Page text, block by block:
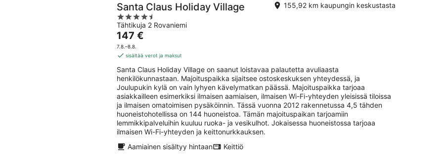
Santa Claus Holiday Village
4.5
out
of
5
Tähtikuja 2 Rovaniemi
155,92 km kaupungin keskustasta
Hinta
on
147 €
yö
147 €
7.8.–8.8.
sisältää verot ja maksut
Santa Claus Holiday Village on saanut loistavaa palautetta avuliaasta
henkilökunnastaan. Majoituspaikka sijaitsee ostoskeskuksen yhteydessä, ja
Joulupukin kylä on vain lyhyen kävelymatkan päässä. Majoituspaikka tarjoaa
asiakkailleen esimerkiksi ilmaisen aamiaisen, ilmaisen Wi-Fi-yhteyden yleisissä tiloissa
ja ilmaisen omatoimisen pysäköinnin. Tässä vuonna 2012 rakennetussa 4,5 tähden
huoneistohotellissa on 144 huoneistoa. Tämän majoituspaikan tarjoamiin
lemmikkipalveluihin kuuluu ruoka- ja vesikulhot. Jokaisessa huoneistossa tarjoaa
ilmaisen Wi-Fi-yhteyden ja keittonurkkauksen.
Aamiainen sisältyy hintaan
Keittiö